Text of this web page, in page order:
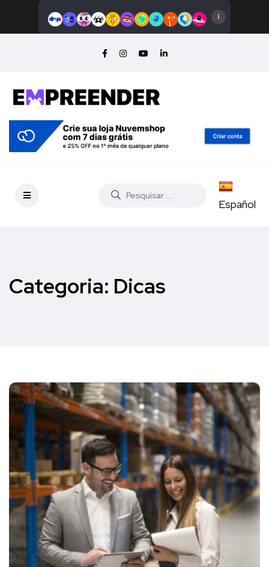
Español
Categoria: Dicas